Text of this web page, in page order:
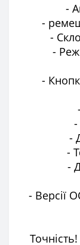
-
-
-
-
-
-
-
-
-
- Версії